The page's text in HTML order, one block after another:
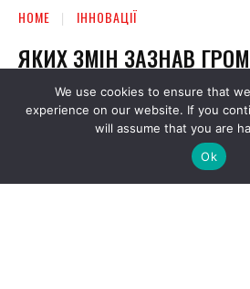
We use cookies to ensure that
experience on our website. If you
will assume that you are
Ok